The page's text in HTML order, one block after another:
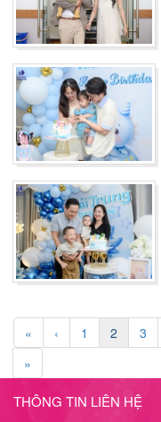
« ‹ 1 2 3
»
THÔNG TIN LIÊN HỆ